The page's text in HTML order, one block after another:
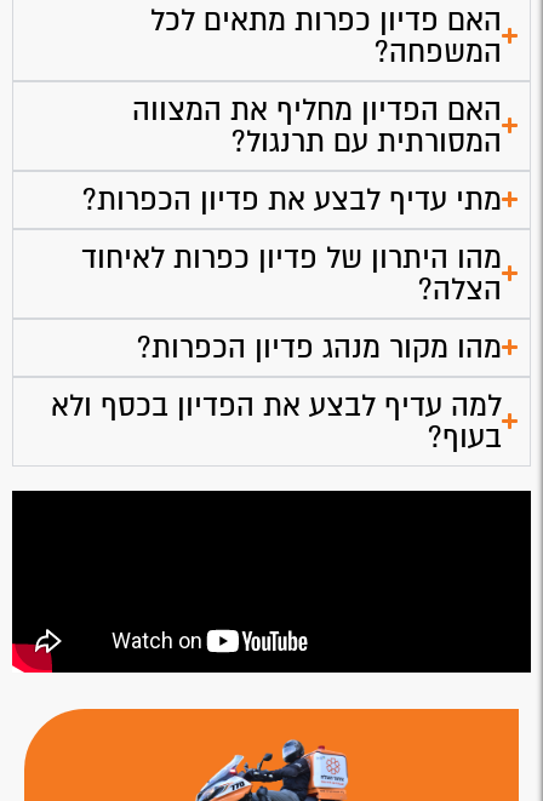
האם פדיון כפרות מתאים לכל
המשפחה?
האם הפדיון מחליף את המצווה
המסורתית עם תרנגול?
מתי עדיף לבצע את פדיון הכפרות?
מהו היתרון של פדיון כפרות לאיחוד
הצלה?
מהו מקור מנהג פדיון הכפרות?
למה עדיף לבצע את הפדיון בכסף ולא
בעוף?